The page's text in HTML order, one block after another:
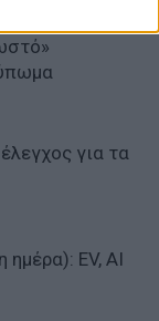
για τα
ημέρα): EV, AI